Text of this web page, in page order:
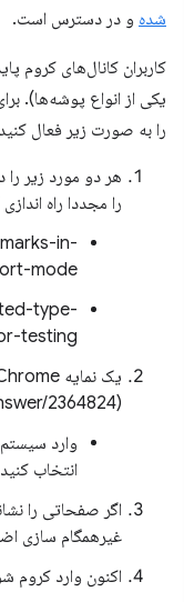
شدهو در دسترس است.
کاربران کانال‌های کروم
یکی از انواع پوشه‌ها).
را به صورت زیر فعال کنید:
را مجددا راه اندازی
in-
mode
type-
testing
(https://support.google.com/chrome/answer/2364824)
وارد
انتخاب کنید.
اگر صفحاتی را
غیرهمگام سازی
اکنون وارد کروم